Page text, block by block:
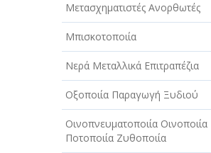
Μετασχηματιστές Ανορθωτές
Μπισκοτοποιία
Νερά Μεταλλικά Επιτραπέζια
Οξοποιία Παραγωγή Ξυδιού
Οινοπνευματοποιία Οινοποιία
Ποτοποιία Ζυθοποιία